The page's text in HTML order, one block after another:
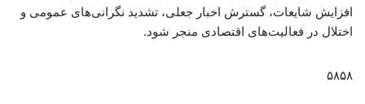
افزایش شایعات، گسترش اخبار جعلی، تشدید نگرانی‌های عمومی و
اختلال در فعالیت‌های اقتصادی منجر شود.
۵۸۵۸